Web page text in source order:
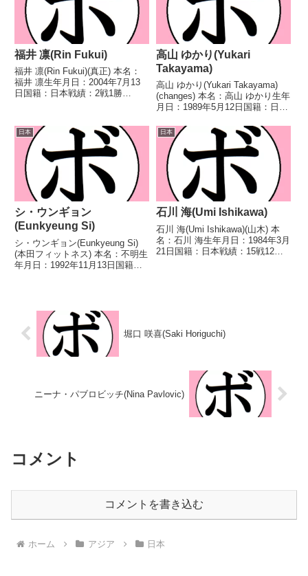
福井 凛(Rin Fukui)
福井 凛(Rin Fukui)(真正) 本名：
福井 凛生年月日：2004年7月13
日国籍：日本戦績：2戦1勝
定 1-1(39-37、38-39、38-38) ジ
ョン...
高山 ゆかり(Yukari
Takayama)
高山 ゆかり(Yukari Takayama)
(changes) 本名：高山 ゆかり生年
月日：1989年5月12日国籍：日本
なし 【戦歴】2025/06/22 ○4R
判定 3-0(39-37、39-37、40...
日本
シ・ウンギョン
(Eunkyeung Si)
シ・ウンギョン(Eunkyeung Si)
(本田フィットネス) 本名：不明生
年月日：1992年11月13日国籍：
湾) 【補足情報】・韓国出...
日本
石川 海(Umi Ishikawa)
石川 海(Umi Ishikawa)(山木) 本
名：石川 海生年月日：1984年3月
21日国籍：日本戦績：15戦12勝
堀口 咲喜(Saki Horiguchi)
ニーナ・パブロビッチ(Nina Pavlovic)
コメント
コメントを書き込む
ホーム アジア 日本